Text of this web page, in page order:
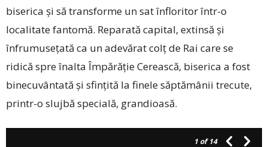
biserica și să transforme un sat înfloritor într-o
localitate fantomă. Reparată capital, extinsă și
înfrumusețată ca un adevărat colț de Rai care se
ridică spre înalta Împărăție Cerească, biserica a fost
binecuvântată și sfințită la finele săptămânii trecute,
printr-o slujbă specială, grandioasă.
1 of 14